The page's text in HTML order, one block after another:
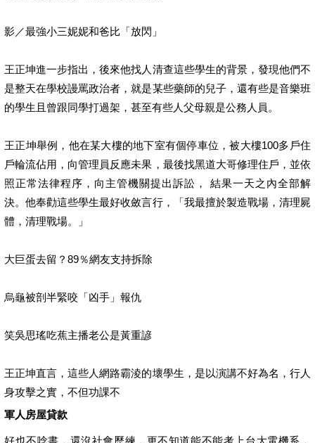
影／最強小三妮妮和爸比「放閃」
王正坤進一步指出，後來他找人清查這些學生的背景，發現他們不
是整天在學校謾罵政治者，就是某些藥師的兒子，還有些是音樂班
的學生且曾跟同學打過架，甚至有些人父母親是公務人員。
王正坤舉例，他在某大樓的地下室有個停車位，被大樓100多戶住
戶輪流佔用，向管理員反應未果，最後找黑道大哥修理住戶，並依
照正常法律程序，向主管機關提出訴訟， 結果一天之內全部解
決。他奉勸這些學生最好收斂言行，「我最擅於製造戰場，清理屍
體，清理戰場。」
大巨蛋去留？89％網友支持拆除
烏龜被剖半緊咬「凶手」報仇
笑吳思瑤吃蕉主播老公是黃重諺
王正坤直言，這些人網路霸淩的壞學生，是以演講不好為名，行人
身攻擊之實，不但功課不
軍人房屋貸款
好也不唸書，還沒社會歷練，更不知道能不能考上台大電機系，